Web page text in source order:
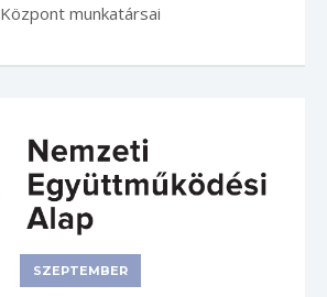
Központ munkatársai
SZEPTEMBER